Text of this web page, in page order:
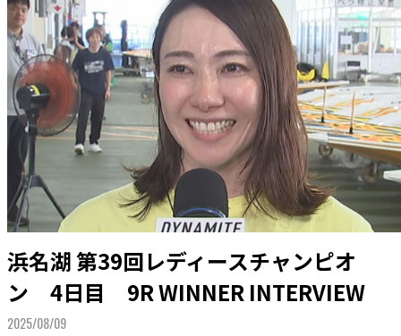
浜名湖 第39回レディースチャンピオ
ン 4日目 9R WINNER INTERVIEW
2025/08/09